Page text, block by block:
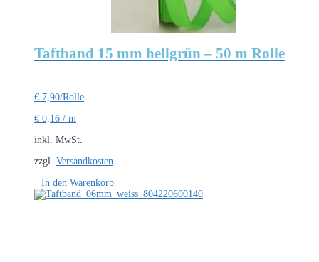
Taftband 15 mm hellgrün – 50 m Rolle
€ 7,90/Rolle
€ 0,16 / m
inkl. MwSt.
zzgl. Versandkosten
In den Warenkorb